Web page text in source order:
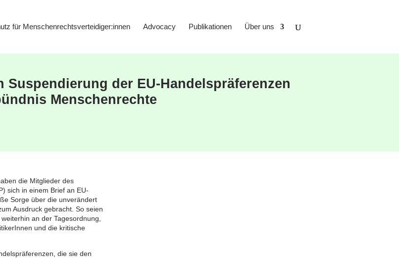
für Menschenrechtsverteidiger:innen Advocacy Publikationen Über uns
Suspendierung der EU-Handelspräferenzen
Menschenrechte
die Mitglieder des
sich in einem Brief an EU-
Sorge über die unverändert
Ausdruck gebracht. So seien
an der Tagesordnung,
und die kritische
die sie den